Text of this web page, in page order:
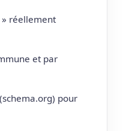
» réellement
et par
pour